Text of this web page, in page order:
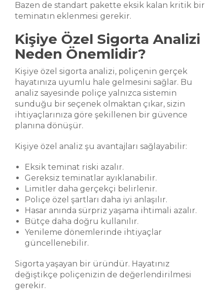
Bazen de standart pakette eksik kalan kritik bir
teminatın eklenmesi gerekir.
Kişiye Özel Sigorta Analizi
Neden Önemlidir?
Kişiye özel sigorta analizi, poliçenin gerçek
hayatınıza uyumlu hale gelmesini sağlar. Bu
analiz sayesinde poliçe yalnızca sistemin
sunduğu bir seçenek olmaktan çıkar, sizin
ihtiyaçlarınıza göre şekillenen bir güvence
planına dönüşür.
Kişiye özel analiz şu avantajları sağlayabilir:
Eksik teminat riski azalır.
Gereksiz teminatlar ayıklanabilir.
Limitler daha gerçekçi belirlenir.
Poliçe özel şartları daha iyi anlaşılır.
Hasar anında sürpriz yaşama ihtimali azalır.
Bütçe daha doğru kullanılır.
Yenileme dönemlerinde ihtiyaçlar
güncellenebilir.
Sigorta yaşayan bir üründür. Hayatınız
değiştikçe poliçenizin de değerlendirilmesi
gerekir.